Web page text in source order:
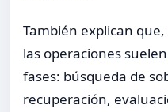
También explican
las operaciones
fases: búsqueda de
recuperación,